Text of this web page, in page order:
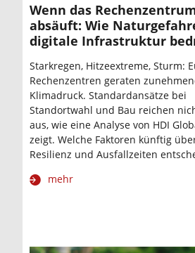
Wenn das
absäuft: Wie
digitale Infrastruktur
Starkregen, Hitzeextreme, Sturm:
Rechenzentren geraten
Klimadruck. Standardansätze bei
Standortwahl und Bau reichen
aus, wie eine Analyse von HDI
zeigt. Welche Faktoren künftig
Resilienz und Ausfallzeiten
mehr